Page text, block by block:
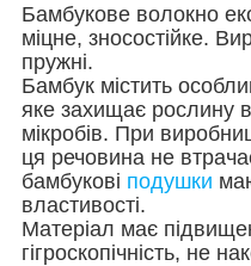
Бамбукове волокно
міцне, зносостійке.
пружні.
Бамбук містить
яке захищає рослину
мікробів. При
ця речовина не
бамбукові подушки
властивості.
Матеріал має
гігроскопічність, не